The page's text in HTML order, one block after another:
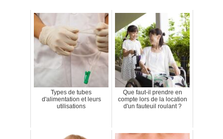
Types de tubes
d'alimentation et leurs
utilisations
Que faut-il prendre en
compte lors de la location
d'un fauteuil roulant ?